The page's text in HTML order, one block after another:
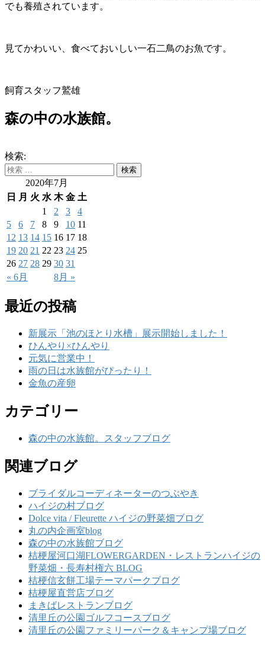
でも養殖されています。
見てかわいい、食べておいしい一石二鳥のお魚です。
飼育スタッフ鷲雄
森の中の水族館。
検索:
2020年7月
日
月 火 水 木 金 土
« 6月 8月 »
1 2 3
4
5
6 7 8 9 10 11
12 13 14 15 16 17 18
19 20 21 22 23 24 25
26 27 28 29 30 31
最近の投稿
新展示「池のほとり水槽」展示開始しました！
ひんやり×ひんやり
元気に営業中！
雨の日は水族館がぴったり！
金魚の産卵
カテゴリー
森の中の水族館。スタッフブログ
関連ブログ
ブライダルコーディネーターのつぶやき
ハイジの村ブログ
Dolce vita / Fleurette ハイジの野菜畑ブログ
丸の内企画室blog
森の中の水族館ブログ
桔梗屋河口湖FLOWERGARDEN・レストランハイジの
野菜畑・長寿村権六 BLOG
桔梗信玄餅工場テーマパークブログ
桔梗屋直営店ブログ
まきばレストランブログ
清里丘の公園ゴルフコースブログ
清里丘の公園ファミリーパーク＆キャンプ場ブログ